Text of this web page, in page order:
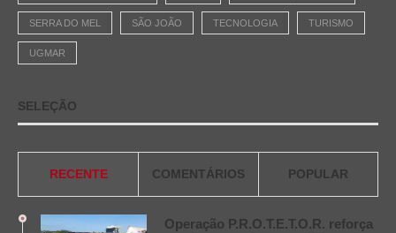
SERRA DO MEL SÃO JOÃO TECNOLOGIA TURISMO
UGMAR
SELEÇÃO
RECENTE COMENTÁRIOS POPULAR
Operação P.R.O.T.E.T.O.R. reforça